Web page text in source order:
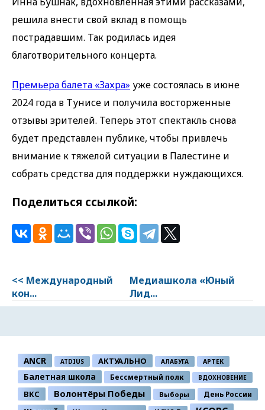
решила внести свой вклад в помощь
пострадавшим. Так родилась идея
благотворительного концерта.
Премьера балета «Захра» уже состоялась в июне
2024 года в Тунисе и получила восторженные
отзывы зрителей. Теперь этот спектакль снова
будет представлен публике, чтобы привлечь
внимание к тяжелой ситуации в Палестине и
собрать средства для поддержки нуждающихся.
Поделиться ссылкой:
<< Международный
кон...
Медиашкола «Юный
Лид...
ANCR ATDIUS АКТУАЛЬНО АЛАБУГА АРТЕК
Балетная школа Бессмертный полк ВДОХНОВЕНИЕ
ВКС Волонтёры Победы Выборы День России